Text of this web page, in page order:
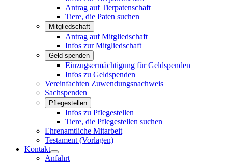
Antrag auf Tierpatenschaft
Tiere, die Paten suchen
Mitgliedschaft
Antrag auf Mitgliedschaft
Infos zur Mitgliedschaft
Geld spenden
Einzugsermächtigung für Geldspenden
Infos zu Geldspenden
Vereinfachten Zuwendungsnachweis
Sachspenden
Pflegestellen
Infos zu Pflegestellen
Tiere, die Pflegestellen suchen
Ehrenamtliche Mitarbeit
Testament (Vorlagen)
Kontakt
Anfahrt